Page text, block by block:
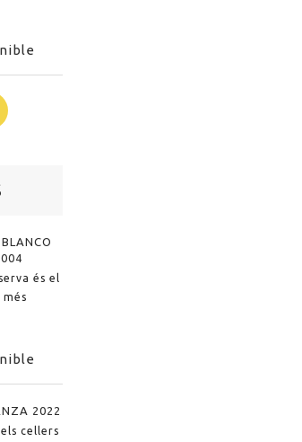
és el
2022
cellers